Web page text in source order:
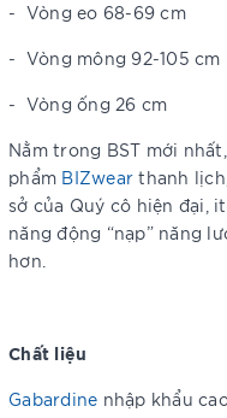
- Vòng eo 68-69 cm
- Vòng mông 92-105 cm
- Vòng ống 26 cm
Nằm trong BST mới
phẩm BIZwear thanh
sở của Quý cô hiện đại,
năng động “nạp” năng
hơn.
Chất liệu
Gabardine nhập khẩu